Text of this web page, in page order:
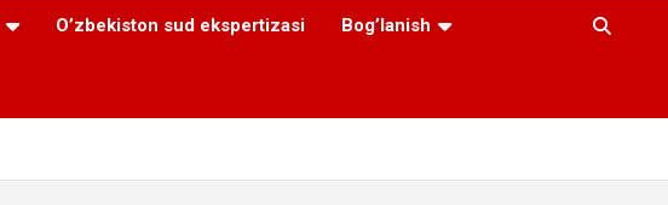
O’zbekiston sud ekspertizasi Bog’lanish